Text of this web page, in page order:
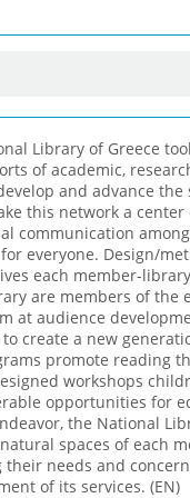
Library of Greece
of academic,
and advance
this network a
communication
everyone. Design/
each member-
are members of the
at audience
create a new
promote reading
workshops
opportunities for
the National
spaces of each
needs and
of its services. (EN)